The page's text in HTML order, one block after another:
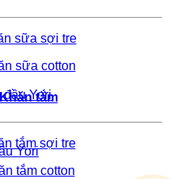
sữa sợi tre
sữa cotton
tắm
tắm sợi tre
tắm cotton
Yori